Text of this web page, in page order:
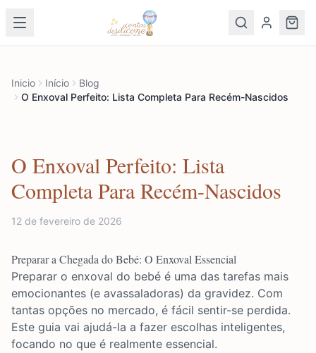
Inicio Início
Blog
O Enxoval Perfeito: Lista Completa Para Recém-Nascidos
O Enxoval Perfeito: Lista
Completa Para Recém-Nascidos
12 de fevereiro de 2026
Preparar a Chegada do Bebé: O Enxoval Essencial
Preparar o enxoval do bebé é uma das tarefas mais
emocionantes (e avassaladoras) da gravidez. Com
tantas opções no mercado, é fácil sentir-se perdida.
Este guia vai ajudá-la a fazer escolhas inteligentes,
focando no que é realmente essencial.